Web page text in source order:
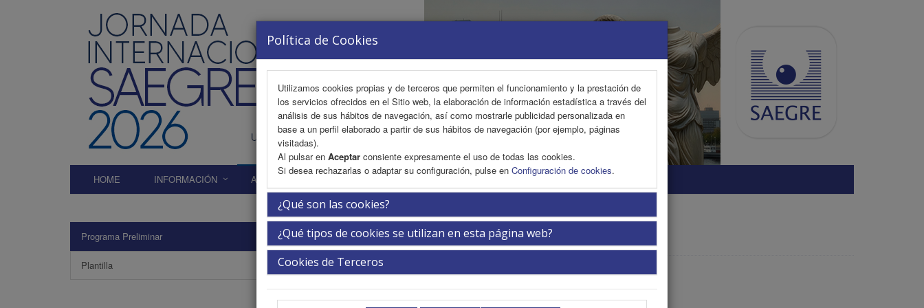
Política de Cookies
Utilizamos cookies propias y de terceros que permiten el funcionamiento y la prestación de
los servicios ofrecidos en el Sitio web, la elaboración de información estadística a través del
análisis de sus hábitos de navegación, así como mostrarle publicidad personalizada en
base a un perfil elaborado a partir de sus hábitos de navegación (por ejemplo, páginas
visitadas).
Al pulsar en Aceptar consiente expresamente el uso de todas las cookies.
Si desea rechazarlas o adaptar su configuración, pulse en Configuración de cookies.
¿Qué son las cookies?
¿Qué tipos de cookies se utilizan en esta página web?
Cookies de Terceros
HOME INFORMACIÓN AREA CIENTÍFICA INSCRIPCIÓN EXP. COMERCIAL
Programa Preliminar
Plantilla
Programa preliminar
EJES TEMATICOS